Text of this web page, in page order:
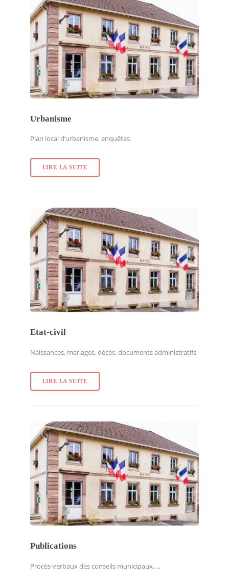
Urbanisme
Plan local d’urbanisme, enquêtes
LIRE LA SUITE
Etat-civil
Naissances, mariages, décès, documents administratifs
LIRE LA SUITE
Publications
Procès-verbaux des conseils municipaux, ...